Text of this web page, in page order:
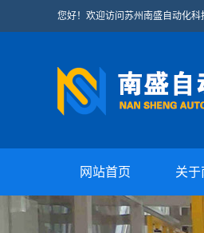
您好！欢迎访问苏州南盛自动化科
网站首页 关于